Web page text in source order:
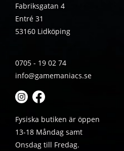
Fabriksgatan 4
Entré 31
53160 Lidköping
0705 - 19 02 74
info@gamemaniacs.se
Fysiska butiken är öppen
13-18 Måndag samt
Onsdag till Fredag.